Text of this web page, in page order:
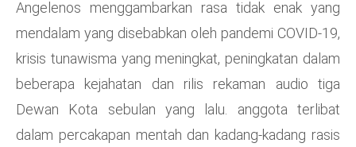
Angelenos menggambarkan rasa tidak enak yang
mendalam yang disebabkan oleh pandemi COVID-19,
krisis tunawisma yang meningkat, peningkatan dalam
beberapa kejahatan dan rilis rekaman audio tiga
Dewan Kota sebulan yang lalu. anggota terlibat
dalam percakapan mentah dan kadang-kadang rasis